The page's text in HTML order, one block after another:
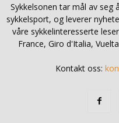
Sykkelsonen tar mål av
sykkelsport, og leverer
våre sykkelinteresserte
France, Giro d'Italia,
Kontakt oss: